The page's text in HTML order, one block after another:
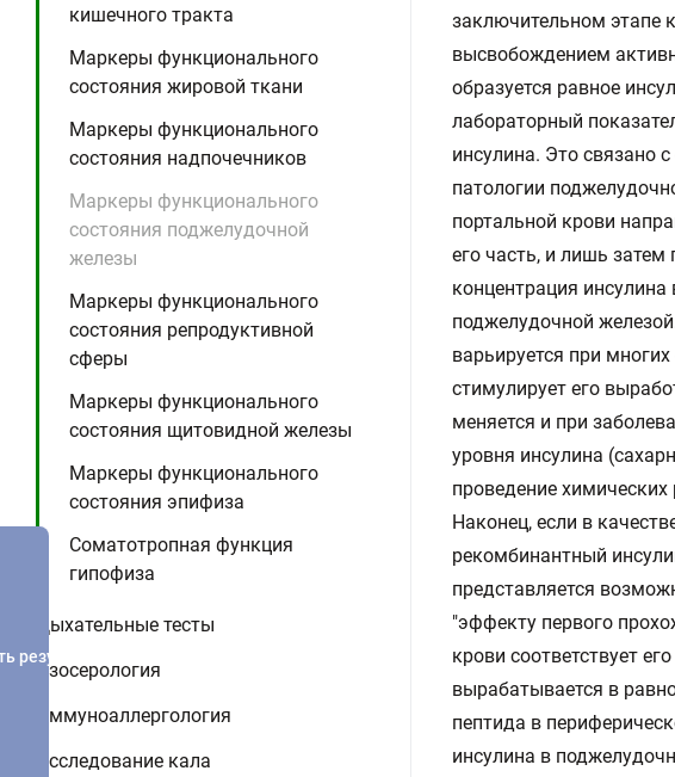
кишечного тракта
Маркеры функционального
состояния жировой ткани
Маркеры функционального
состояния надпочечников
Маркеры функционального
состояния поджелудочной
железы
Маркеры функционального
состояния репродуктивной
сферы
Маркеры функционального
состояния щитовидной железы
Маркеры функционального
состояния эпифиза
Соматотропная функция
гипофиза
Дыхательные тесты
Изосерология
Иммуноаллергология
Исследование кала
заключительном этапе
высвобождением
образуется равное
лабораторный
инсулина. Это связано
патологии
портальной крови
его часть, и лишь затем
концентрация инсулина
поджелудочной
варьируется при
стимулирует его
меняется и при
уровня инсулина
проведение
Наконец, если в
рекомбинантный
представляется
"эффекту первого
крови соответствует
вырабатывается в
пептида в
инсулина в
результатов